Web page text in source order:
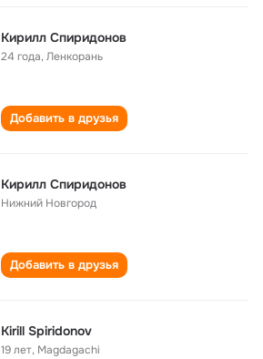
Кирилл Спиридонов
24 года,Ленкорань
Добавить в друзья
Кирилл Спиридонов
Нижний Новгород
Добавить в друзья
Kirill Spiridonov
19 лет, Magdagachi